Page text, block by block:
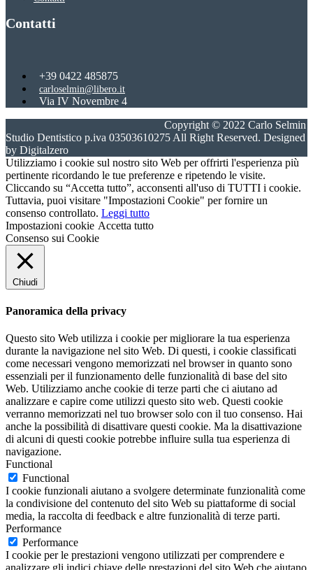
Contatti
+39 0422 485875
carloselmin@libero.it
Via IV Novembre 4
Copyright © 2022 Carlo Selmin
Studio Dentistico p.iva 03503610275 All Right Reserved. Designed
by Digitalzero
Utilizziamo i cookie sul nostro sito Web per offrirti l'esperienza più
pertinente ricordando le tue preferenze e ripetendo le visite.
Cliccando su “Accetta tutto”, acconsenti all'uso di TUTTI i cookie.
Tuttavia, puoi visitare "Impostazioni Cookie" per fornire un
consenso controllato. Leggi tutto
Impostazioni cookie Accetta tutto
Consenso sui Cookie
Chiudi
Panoramica della privacy
Questo sito Web utilizza i cookie per migliorare la tua esperienza
durante la navigazione nel sito Web. Di questi, i cookie classificati
come necessari vengono memorizzati nel browser in quanto sono
essenziali per il funzionamento delle funzionalità di base del sito
Web. Utilizziamo anche cookie di terze parti che ci aiutano ad
analizzare e capire come utilizzi questo sito web. Questi cookie
verranno memorizzati nel tuo browser solo con il tuo consenso. Hai
anche la possibilità di disattivare questi cookie. Ma la disattivazione
di alcuni di questi cookie potrebbe influire sulla tua esperienza di
navigazione.
Functional
Functional
I cookie funzionali aiutano a svolgere determinate funzionalità come
la condivisione del contenuto del sito Web su piattaforme di social
media, la raccolta di feedback e altre funzionalità di terze parti.
Performance
Performance
I cookie per le prestazioni vengono utilizzati per comprendere e
analizzare gli indici chiave delle prestazioni del sito Web che aiutano